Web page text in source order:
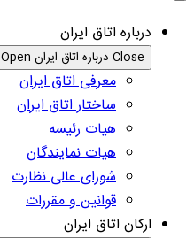
درباره اتاق ایران
Close درباره اتاق ایران Open درباره اتاق ایران
معرفی اتاق ایران
ساختار اتاق ایران
هیات رئیسه
هیات نمایندگان
شورای عالی نظارت
قوانین و مقررات
ارکان اتاق ایران